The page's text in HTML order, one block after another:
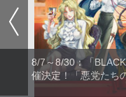
8/7～8/30：「
催決定！「悪党たち